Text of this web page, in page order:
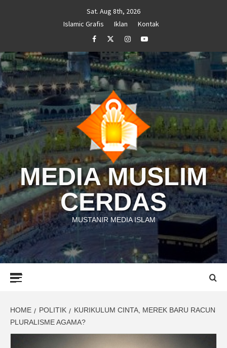
Sat. Aug 8th, 2026
Islamic Grafis
Iklan
Kontak
FacebookTwitterInstagramYoutube
MEDIA MUSLIM
CERDAS
MUSTANIR MEDIA ISLAM
HOME POLITIK
KURIKULUM CINTA, MEREK BARU RACUN
PLURALISME AGAMA?